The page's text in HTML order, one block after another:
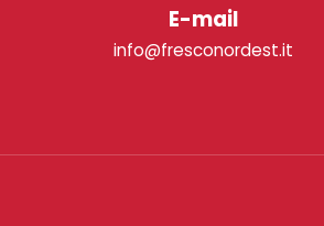
E-mail
info@fresconordest.it